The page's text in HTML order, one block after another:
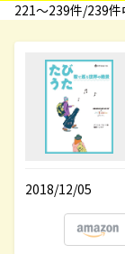
221〜239件/239件
2018/12/05